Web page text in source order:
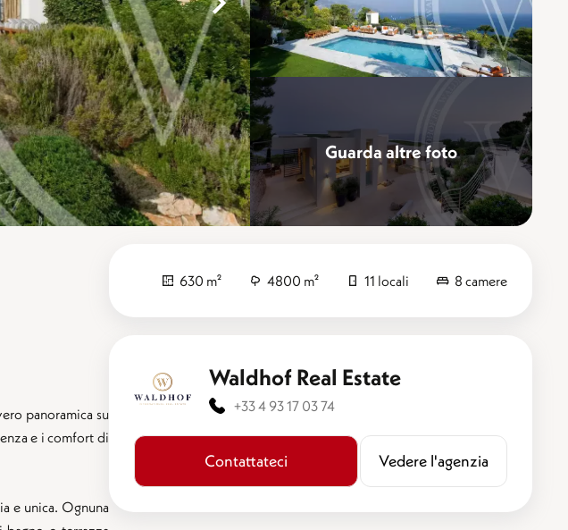
Perfezionare
Guarda altre foto
panoramica su
e i comfort di
e unica. Ognuna
630 m² 4800 m² 11 locali 8 camere
Waldhof Real Estate
+33 4 93 17 03 74
Contattateci ​​Vedere l'agenzia